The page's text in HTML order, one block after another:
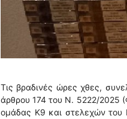
Τις βραδινές ώρες χθες,
άρθρου 174 του Ν. 5222/2025
ομάδας Κ9 και στελεχών του